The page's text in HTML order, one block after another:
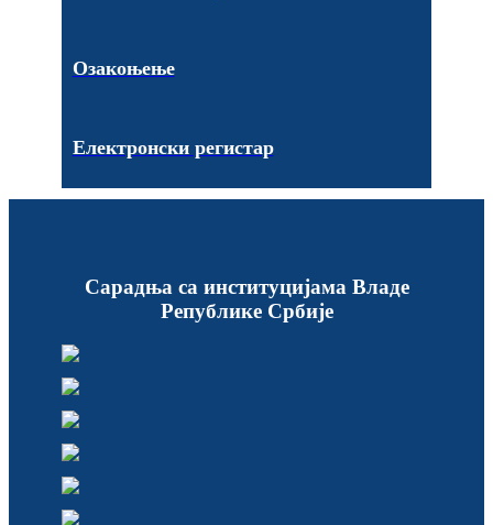
Озакоњење
Електронски регистар
Сарадња са институцијама Владе
Републике Србије